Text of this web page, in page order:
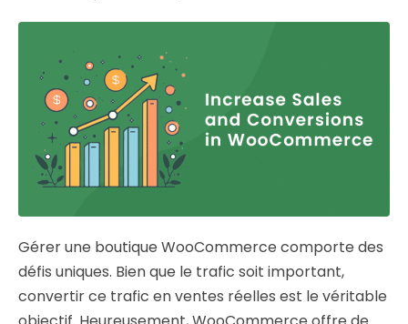
Gérer une boutique WooCommerce comporte des
défis uniques. Bien que le trafic soit important,
convertir ce trafic en ventes réelles est le véritable